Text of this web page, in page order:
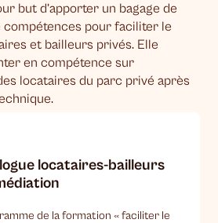
but d’apporter un bagage de
compétences pour faciliter le
et bailleurs privés. Elle
en compétence sur
locataires du parc privé après
locataires-bailleurs
de la formation « faciliter le